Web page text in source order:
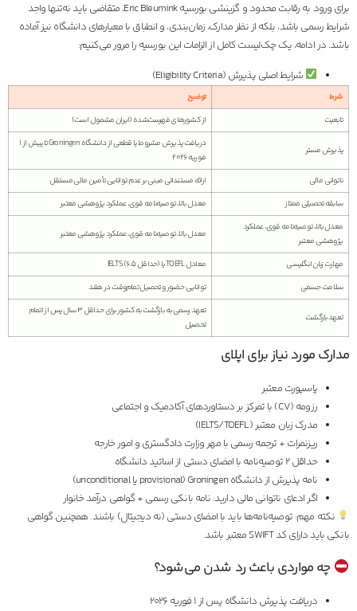
برای ورود به رقابت محدود و گزینشی بورسیه Eric Bleumink، متقاضی باید نه‌تنها واجد
شرایط رسمی باشد، بلکه از نظر مدارک، زمان‌بندی، و انطباق با معیارهای دانشگاه نیز آماده
باشد. در ادامه، یک چک‌لیست کامل از الزامات این بورسیه را مرور می‌کنیم:
شرایط اصلی پذیرش (Eligibility Criteria)
شرط
توضیح
تابعیت
از کشورهای فهرست‌شده (ایران مشمول است)
پذیرش مستر
دریافت پذیرش مشروط یا قطعی از دانشگاه Groningen تا پیش از ۱
فوریه ۲۰۲۶
ناتوانی مالی
ارائه مستنداتی مبنی بر عدم توانایی تأمین مالی مستقل
سابقه تحصیلی ممتاز
معدل بالا، توصیه‌نامه قوی، عملکرد پژوهشی معتبر
معدل بالا، توصیه‌نامه قوی، عملکرد
پژوهشی معتبر
معدل بالا، توصیه‌نامه قوی، عملکرد پژوهشی معتبر
مهارت زبان انگلیسی
IELTS (حداقل ۶.۵) یا TOEFL معادل
سلامت جسمی
توانایی حضور و تحصیل تمام‌وقت در هلند
تعهد بازگشت
تعهد رسمی به بازگشت به کشور برای حداقل ۳ سال پس از اتمام
تحصیل
مدارک مورد نیاز برای اپلای
پاسپورت معتبر
رزومه (CV) با تمرکز بر دستاوردهای آکادمیک و اجتماعی
مدرک زبان معتبر (IELTS/TOEFL)
ریزنمرات + ترجمه رسمی با مهر وزارت دادگستری و امور خارجه
حداقل ۲ توصیه‌نامه با امضای دستی از اساتید دانشگاه
نامه پذیرش از دانشگاه Groningen (provisional یا unconditional)
اگر ادعای ناتوانی مالی دارید: نامه بانکی رسمی + گواهی درآمد خانوار
نکته مهم: توصیه‌نامه‌ها باید با امضای دستی (نه دیجیتال) باشند. همچنین گواهی
بانکی باید دارای کد SWIFT معتبر باشد.
چه مواردی باعث رد شدن می‌شود؟
دریافت پذیرش دانشگاه پس از ۱ فوریه ۲۰۲۶